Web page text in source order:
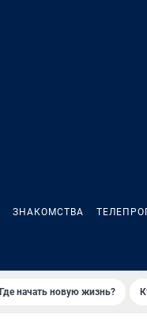
ЗНАКОМСТВА
Где начать новую жизнь?